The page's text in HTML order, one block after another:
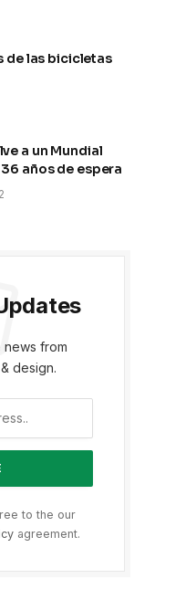
de las bicicletas
a un Mundial
años de espera
news from
design.
to the our
agreement.